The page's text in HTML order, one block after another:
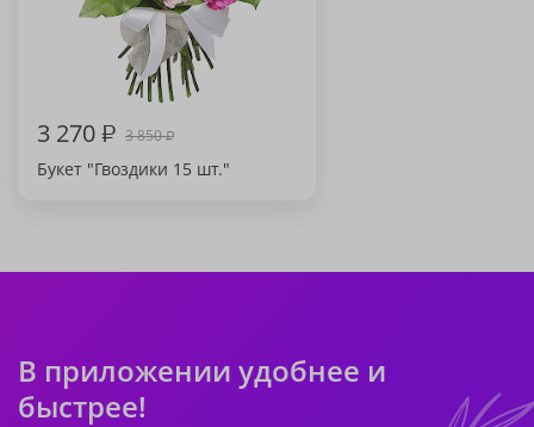
3 270₽ 3 850₽
Букет "Гвоздики 15 шт."
В приложении удобнее и
быстрее!